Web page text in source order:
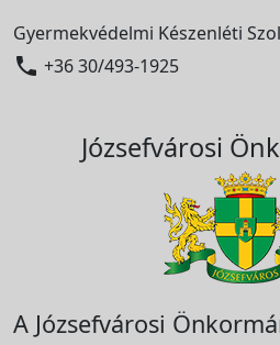
Gyermekvédelmi Készenléti
 +36 30/493-1925
Józsefvárosi
A Józsefvárosi